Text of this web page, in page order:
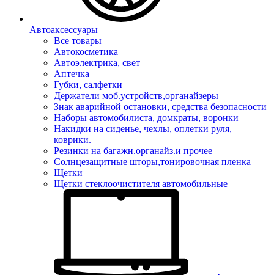
Автоаксессуары
Все товары
Автокосметика
Автоэлектрика, свет
Аптечка
Губки, салфетки
Держатели моб.устройств,органайзеры
Знак аварийной остановки, средства безопасности
Наборы автомобилиста, домкраты, воронки
Накидки на сиденье, чехлы, оплетки руля,
коврики.
Резинки на багажн.органайз.и прочее
Солнцезащитные шторы,тонировочная пленка
Щетки
Щетки стеклоочистителя автомобильные